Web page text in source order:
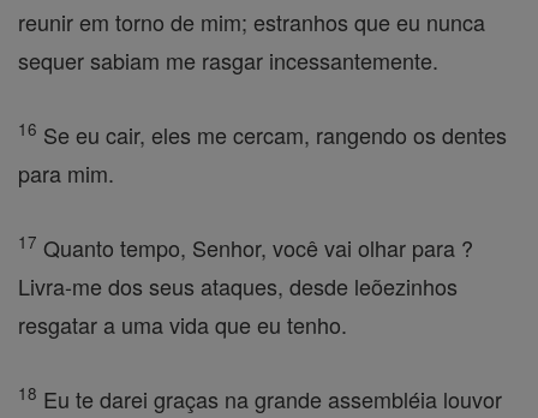
reunir em torno de mim; estranhos que eu nunca
sequer sabiam me rasgar incessantemente.
16 Se eu cair, eles me cercam, rangendo os dentes
para mim.
17 Quanto tempo, Senhor, você vai olhar para ?
Livra-me dos seus ataques, desde leõezinhos
resgatar a uma vida que eu tenho.
18 Eu te darei graças na grande assembléia louvor